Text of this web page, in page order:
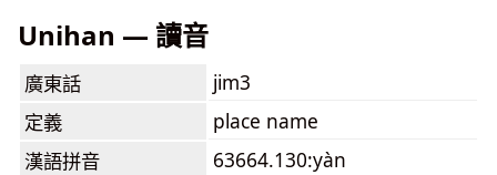
Unihan — 讀音
廣東話
jim3
定義
place name
漢語拼音
63664.130:yàn